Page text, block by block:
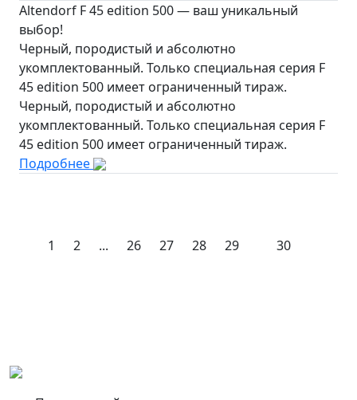
Altendorf F 45 edition 500 — ваш уникальный
выбор!
Черный, породистый и абсолютно
укомплектованный. Только специальная серия F
45 edition 500 имеет ограниченный тираж.
Черный, породистый и абсолютно
укомплектованный. Только специальная серия F
45 edition 500 имеет ограниченный тираж.
Подробнее
1 2 ... 26 27 28 29 30